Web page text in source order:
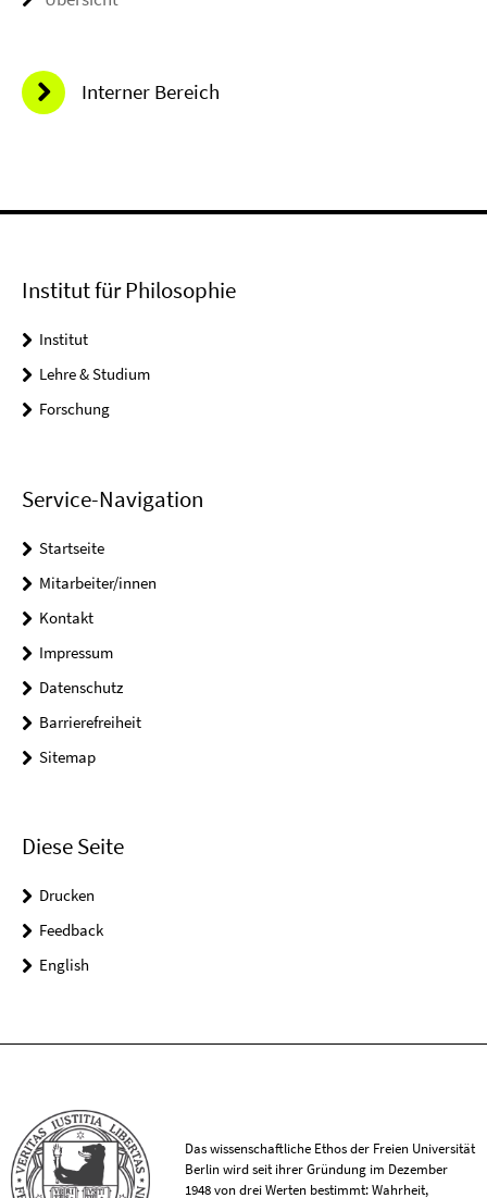
Interner Bereich
Institut für Philosophie
Institut
Lehre & Studium
Forschung
Service-Navigation
Startseite
Mitarbeiter/innen
Kontakt
Impressum
Datenschutz
Barrierefreiheit
Sitemap
Diese Seite
Drucken
Feedback
English
Das wissenschaftliche Ethos der Freien Universität
Berlin wird seit ihrer Gründung im Dezember
1948 von drei Werten bestimmt: Wahrheit,